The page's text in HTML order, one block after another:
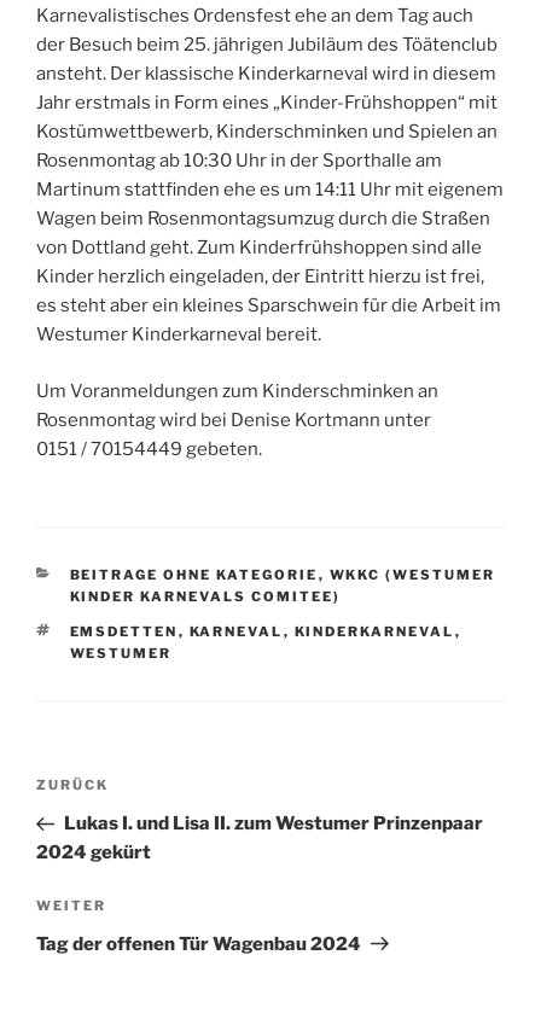
Karnevalistisches Ordensfest ehe an dem Tag auch
der Besuch beim 25. jährigen Jubiläum des Töätenclub
ansteht. Der klassische Kinderkarneval wird in diesem
Jahr erstmals in Form eines „Kinder-Frühshoppen“ mit
Kostümwettbewerb, Kinderschminken und Spielen an
Rosenmontag ab 10:30 Uhr in der Sporthalle am
Martinum stattfinden ehe es um 14:11 Uhr mit eigenem
Wagen beim Rosenmontagsumzug durch die Straßen
von Dottland geht. Zum Kinderfrühshoppen sind alle
Kinder herzlich eingeladen, der Eintritt hierzu ist frei,
es steht aber ein kleines Sparschwein für die Arbeit im
Westumer Kinderkarneval bereit.
Um Voranmeldungen zum Kinderschminken an
Rosenmontag wird bei Denise Kortmann unter
0151 / 70154449 gebeten.
KATEGORIEN
BEITRAGE OHNE KATEGORIE , WKKC (WESTUMER
KINDER KARNEVALS COMITEE)
SCHLAGWÖRTER
EMSDETTEN , KARNEVAL , KINDERKARNEVAL ,
WESTUMER
Beitragsnavigation
Vorheriger
Beitrag
ZURÜCK
Lukas I. und Lisa II. zum Westumer Prinzenpaar
2024 gekürt
Nächster
Beitrag
WEITER
Tag der offenen Tür Wagenbau 2024